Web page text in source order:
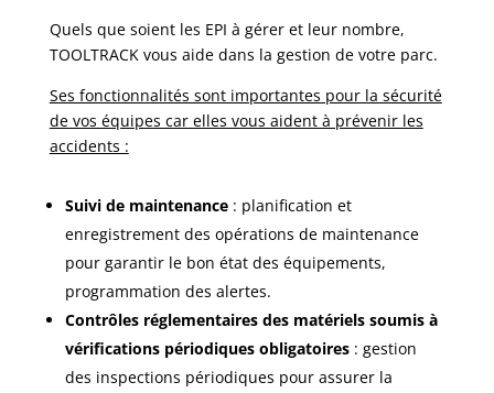
Quels que soient les EPI à gérer et leur nombre,
TOOLTRACK vous aide dans la gestion de votre parc.
Ses fonctionnalités sont importantes pour la sécurité
de vos équipes car elles vous aident à prévenir les
accidents :
Suivi de maintenance: planification et
enregistrement des opérations de maintenance
pour garantir le bon état des équipements,
programmation des alertes.
Contrôles réglementaires des matériels soumis à
vérifications périodiques obligatoires: gestion
des inspections périodiques pour assurer la